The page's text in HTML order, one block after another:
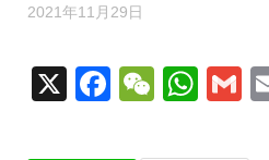
2021年11月29日
X Facebook